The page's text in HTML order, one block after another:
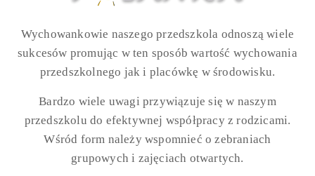
Wychowankowie naszego przedszkola odnoszą wiele
sukcesów promując w ten sposób wartość wychowania
przedszkolnego jak i placówkę w środowisku.
Bardzo wiele uwagi przywiązuje się w naszym
przedszkolu do efektywnej współpracy z rodzicami.
Wśród form należy wspomnieć o zebraniach
grupowych i zajęciach otwartych.